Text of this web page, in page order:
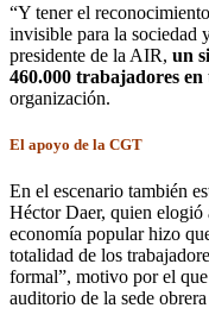
“Y tener el
invisible para la sociedad
presidente de la AIR, un
460.000 trabajadores
organización.
El apoyo de la CGT
En el escenario también
Héctor Daer, quien elogió
economía popular hizo
totalidad de los
formal”, motivo por el
auditorio de la sede